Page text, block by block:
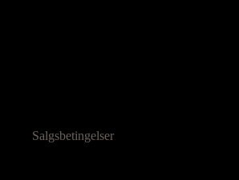
Salgsbetingelser